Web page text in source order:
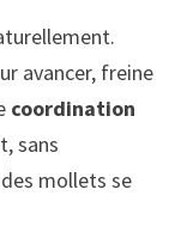
avancer, freine
coordination
sans
mollets se